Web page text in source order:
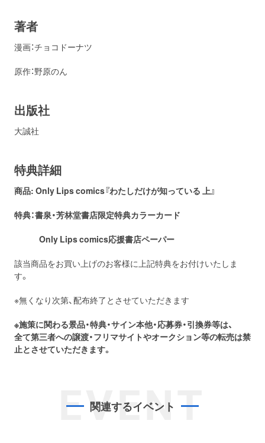
著者
漫画：チョコドーナツ
原作：野原のん
出版社
大誠社
特典詳細
商品: Only Lips comics『わたしだけが知っている 上』
特典：書泉・芳林堂書店限定特典カラーカード
Only Lips comics応援書店ペーパー
該当商品をお買い上げのお客様に上記特典をお付けいたしま
す。
※無くなり次第、配布終了とさせていただきます
※施策に関わる景品・特典・サイン本他・応募券・引換券等は、
全て第三者への譲渡・フリマサイトやオークション等の転売は禁
止とさせていただきます。
EVENT
関連するイベント